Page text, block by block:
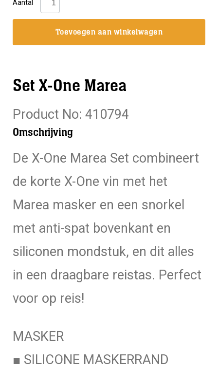
Aantal
Snorkelset
Toevoegen aan winkelwagen
Set X-One Marea
Product No: 410794
Omschrijving
De X-One Marea Set combineert
de korte X-One vin met het
Marea masker en een snorkel
met anti-spat bovenkant en
siliconen mondstuk, en dit alles
in een draagbare reistas. Perfect
voor op reis!
MASKER
■ SILICONE MASKERRAND